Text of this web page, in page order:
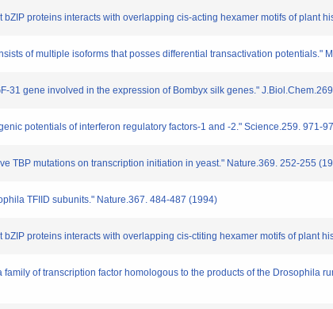
bZIP proteins interacts with overlapping cis-acting hexamer motifs of plant
of multiple isoforms that posses differential transactivation potentials."
31 gene involved in the expression of Bombyx silk genes."
potentials of interferon regulatory factors-1 and -2." Science.259. 971-
TBP mutations on transcription initiation in yeast." Nature.369. 252-255
TFIID subunits." Nature.367. 484-487 (1994)
bZIP proteins interacts with overlapping cis-ctiting hexamer motifs of plant
family of transcription factor homologous to the products of the Drosophila